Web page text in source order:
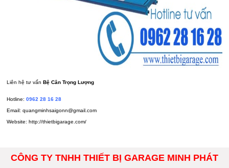
Liên hệ tư vấnBệ Cân Trọng Lượng
Hotline:0962 28 16 28
Email:quangminhsaigonn@gmail.com
Website:http://thietbigarage.com/
CÔNG TY TNHH THIẾT BỊ GARAGE MINH PHÁT